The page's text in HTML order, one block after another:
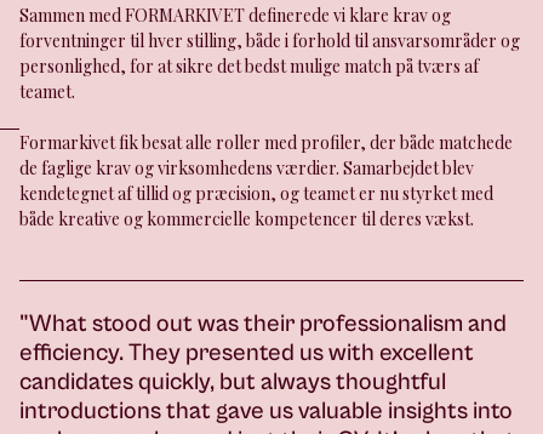
Sammen med FORMARKIVET definerede vi klare krav og
forventninger til hver stilling, både i forhold til ansvarsområder og
personlighed, for at sikre det bedst mulige match på tværs af
teamet.
Formarkivet fik besat alle roller med profiler, der både matchede
de faglige krav og virksomhedens værdier. Samarbejdet blev
kendetegnet af tillid og præcision, og teamet er nu styrket med
både kreative og kommercielle kompetencer til deres vækst.
"What stood out was their professionalism and
efficiency. They presented us with excellent
candidates quickly, but always thoughtful
introductions that gave us valuable insights into